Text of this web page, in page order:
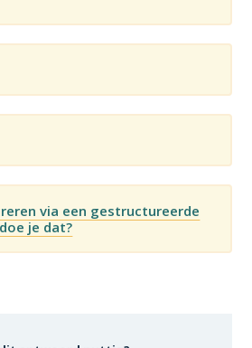
via een gestructureerde
je dat?